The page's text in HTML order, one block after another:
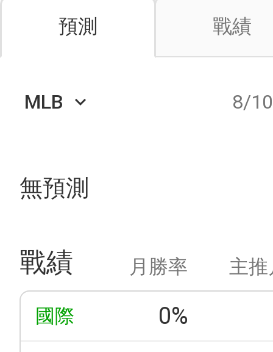
預測 戰績
MLB keyboard_arrow_down 8/
無預測
戰績 月勝率 主
國際 0%